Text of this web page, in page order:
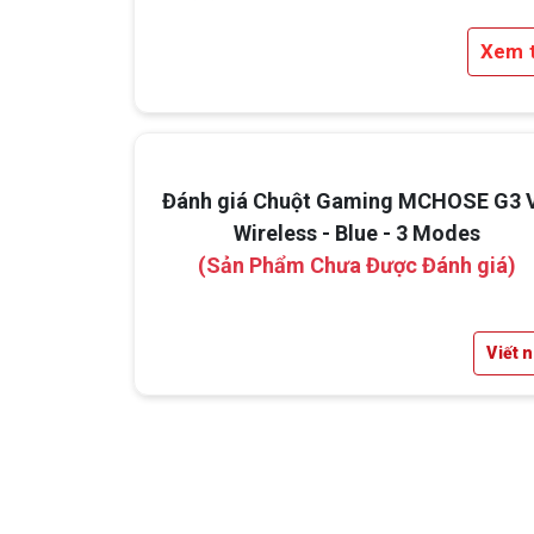
biệt nhưng vẫn giữ được phong cách
Xem
Đánh giá Chuột Gaming MCHOSE G3
Wireless - Blue - 3 Modes
(Sản Phẩm Chưa Được Đánh giá)
Viết